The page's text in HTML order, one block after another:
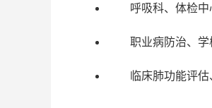
呼吸科、体检
职业病防治、
临床肺功能评